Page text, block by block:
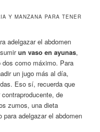
Y MANZANA PARA TENER
adelgazar el abdomen
un vaso en ayunas,
dos como máximo. Para
un jugo más al día,
Eso sí, recuerda que
de
zumos, una dieta
para adelgazar el abdomen